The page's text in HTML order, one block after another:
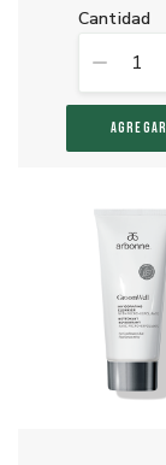
cantidad
1
AGREGAR